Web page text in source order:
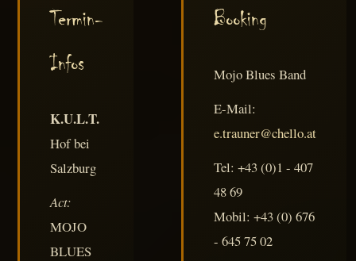
Termin-
Infos
K.U.L.T.
Hof bei
Salzburg
Act:
MOJO
BLUES
Booking
Mojo Blues Band
E-Mail:
e.trauner@chello.at
Tel: +43 (0)1 - 407
48 69
Mobil: +43 (0) 676
- 645 75 02